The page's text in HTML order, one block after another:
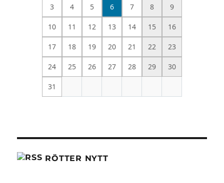
3 4 5 6 7 8 9
10 11 12 13 14 15 16
17 18 19 20 21 22 23
24 25 26 27 28 29 30
31
RÖTTER NYTT